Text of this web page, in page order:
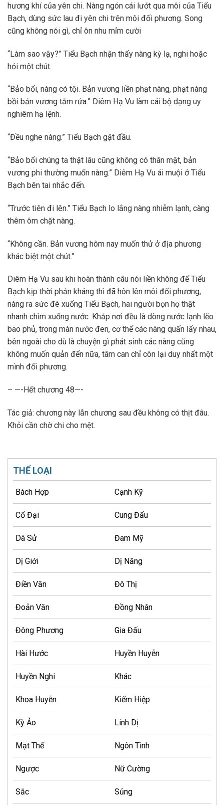
hương khí của yên chi. Nàng ngón cái lướt qua môi của Tiểu
Bạch, dùng sức lau đi yên chi trên môi đối phương. Song
cũng không nói gì, chỉ ôn nhu mỉm cười
“Làm sao vậy?” Tiểu Bạch nhận thấy nàng kỳ lạ, nghi hoặc
hỏi một chút.
“Bảo bối, nàng có tội. Bản vương liền phạt nàng, phạt nàng
bồi bản vương tắm rửa.” Diêm Hạ Vu làm cái bộ dạng uy
nghiêm hạ lệnh.
“Đều nghe nàng.” Tiểu Bạch gật đầu.
“Bảo bối chúng ta thật lâu cũng không có thân mật, bản
vương phi thường muốn nàng.” Diêm Hạ Vu ái muội ở Tiểu
Bạch bên tai nhắc đến.
“Trước tiên đi lên.” Tiểu Bạch lo lắng nàng nhiễm lạnh, càng
thêm ôm chặt nàng.
“Không cần. Bản vương hôm nay muốn thử ở địa phương
khác biệt một chút.”
Diêm Hạ Vu sau khi hoàn thành câu nói liền không để Tiểu
Bạch kịp thời phản kháng thì đã hôn lên môi đối phương,
nàng ra sức đè xuống Tiểu Bạch, hai người bọn họ thật
nhanh chìm xuống nước. Khắp nơi đều là dòng nước lạnh lẽo
bao phủ, trong màn nước đen, cơ thể các nàng quấn lấy nhau,
bên ngoài cho dù là chuyện gì phát sinh các nàng cũng
không muốn quản đến nữa, tâm can chỉ còn lại duy nhất một
mình đối phương.
– —-Hết chương 48—-
Tác giả: chương này lẫn chương sau đều không có thịt đâu.
Khỏi cần chờ chi cho mệt.
THỂ LOẠI
Bách Hợp Cạnh Kỹ
Cổ Đại Cung Đấu
Dã Sử Đam Mỹ
Dị Giới Dị Năng
Điền Văn Đô Thị
Đoản Văn Đồng Nhân
Đông Phương Gia Đấu
Hài Hước Huyền Huyễn
Huyền Nghi Khác
Khoa Huyễn Kiếm Hiệp
Kỳ Ảo Linh Dị
Mạt Thế Ngôn Tình
Ngược Nữ Cường
Sắc Sủng